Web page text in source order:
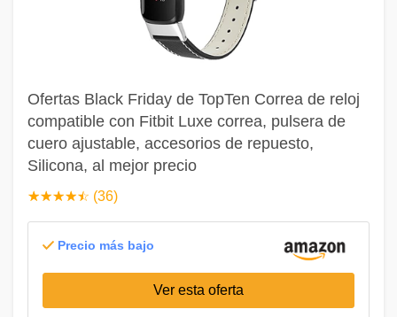
Ofertas Black Friday de TopTen Correa de reloj
compatible con Fitbit Luxe correa, pulsera de
cuero ajustable, accesorios de repuesto,
Silicona, al mejor precio
☆☆☆☆☆
★★★★★ (36)
Precio más bajo
Ver esta oferta